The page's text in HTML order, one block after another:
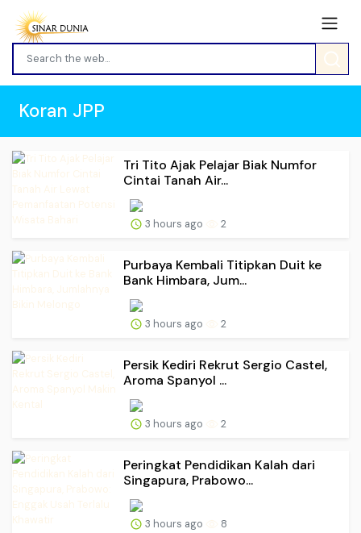
Koran JPP
Tri Tito Ajak Pelajar Biak Numfor
Cintai Tanah Air...
3 hours ago 2
Purbaya Kembali Titipkan Duit ke
Bank Himbara, Jum...
3 hours ago 2
Persik Kediri Rekrut Sergio Castel,
Aroma Spanyol ...
3 hours ago 2
Peringkat Pendidikan Kalah dari
Singapura, Prabowo...
3 hours ago 8